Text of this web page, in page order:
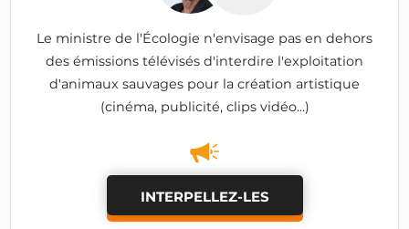
Le ministre de l'Écologie n'envisage pas en dehors
des émissions télévisés d'interdire l'exploitation
d'animaux sauvages pour la création artistique
(cinéma, publicité, clips vidéo...)
INTERPELLEZ-LES